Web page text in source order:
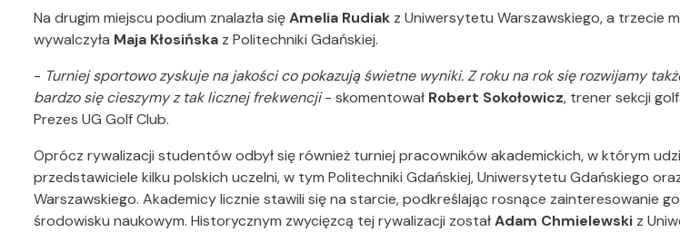
Na drugim miejscu podium znalazła sięAmelia Rudiak z Uniwersytetu Warszawskiego, a trzecie
wywalczyła Maja Kłosińska z Politechniki Gdańskiej.
- Turniej sportowo zyskuje na jakości co pokazują świetne wyniki. Z roku na rok się rozwijamy
bardzo się cieszymy z tak licznej frekwencji- skomentował Robert Sokołowicz, trener sekcji
Prezes UG Golf Club.
Oprócz rywalizacji studentów odbył się również turniej pracowników akademickich, w którym
przedstawiciele kilku polskich uczelni, w tym Politechniki Gdańskiej, Uniwersytetu Gdańskiego
Warszawskiego. Akademicy licznie stawili się na starcie, podkreślając rosnące zainteresowanie
środowisku naukowym. Historycznym zwycięzcą tej rywalizacji zostałAdam Chmielewski z